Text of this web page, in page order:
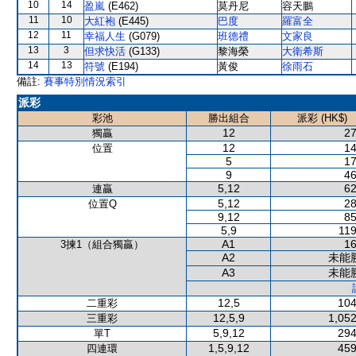
10 14 盈嵐 (E462) 莫丹尼 容天鵬
11 10 大紅袍 (E445) 巴度 羅富全
12 11 幸福人生 (G079) 班德禮 文家良
13 3 但求快活 (G133) 黎海榮 大衛希斯
14 13 符號 (E194) 黃俊
徐雨石
備註: 賽事特別情況索引
派彩
彩池 勝出組合
派彩 (HK$)
獨贏
12
位置 12
5
9
連贏 5,12
位置Q 5,12
9,12
5,9
3揀1（組合獨贏） A1
A2
未能
A3
未能
二重彩
12,5
三重彩 12,5,9
單T 5,9,12
四連環 1,5,9,12